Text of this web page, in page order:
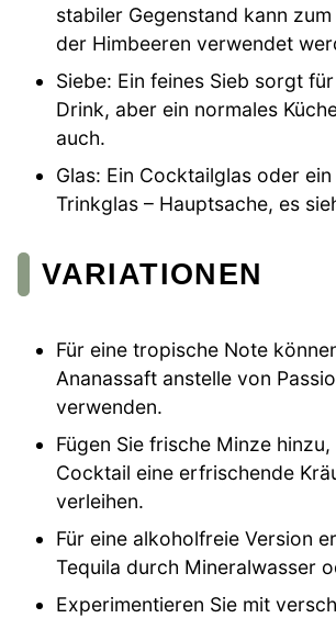
stabiler Gegenstand kann
der Himbeeren verwendet
Siebe: Ein feines Sieb sorgt
Drink, aber ein normales
auch.
Glas: Ein Cocktailglas oder
Trinkglas – Hauptsache, es
VARIATIONEN
Für eine tropische Note
Ananassaft anstelle von
verwenden.
Fügen Sie frische Minze hinzu,
Cocktail eine erfrischende
verleihen.
Für eine alkoholfreie Version
Tequila durch Mineralwasser
Experimentieren Sie mit